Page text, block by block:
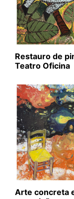
Restauro de
Teatro Oficina
Arte concreta